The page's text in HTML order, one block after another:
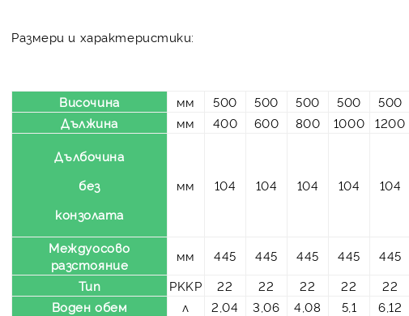
Размери и характеристики:
Височина мм 500 500 500 500 500
Дължина
мм 400 600 800 1000 1200
Дълбочина
без
конзолата
мм 104 104 104 104 104
Междуосово
разстояние
мм 445 445 445 445 445
Тип
PKKP 22 22 22 22 22
Воден обем
л 2,04 3,06 4,08 5,1 6,12